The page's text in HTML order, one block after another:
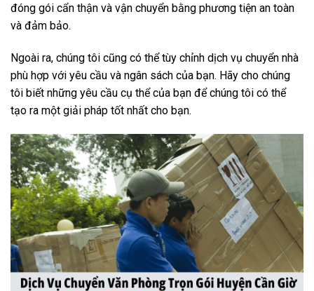
đóng gói cẩn thận và vận chuyển bằng phương tiện an toàn
và đảm bảo.
Ngoài ra, chúng tôi cũng có thể tùy chỉnh dịch vụ chuyển nhà
phù hợp với yêu cầu và ngân sách của bạn. Hãy cho chúng
tôi biết những yêu cầu cụ thể của bạn để chúng tôi có thể
tạo ra một giải pháp tốt nhất cho bạn.